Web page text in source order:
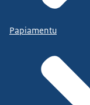
Papiamentu